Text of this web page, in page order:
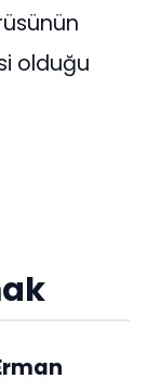
olduğu